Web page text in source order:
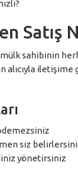
Satış
sahibinin
alıcıyla iletişime
siz
yönetirsiniz